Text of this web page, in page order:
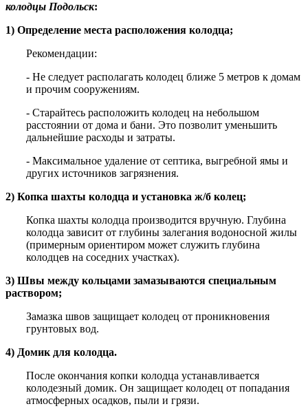
колодцы Подольск:
1) Определение места расположения колодца;
Рекомендации:
- Не следует располагать колодец ближе 5 метров к домам
и прочим сооружениям.
- Старайтесь расположить колодец на небольшом
расстоянии от дома и бани. Это позволит уменьшить
дальнейшие расходы и затраты.
- Максимальное удаление от септика, выгребной ямы и
других источников загрязнения.
2) Копка шахты колодца и установка ж/б колец;
Копка шахты колодца производится вручную. Глубина
колодца зависит от глубины залегания водоносной жилы
(примерным ориентиром может служить глубина
колодцев на соседних участках).
3) Швы между кольцами замазываются специальным
раствором;
Замазка швов защищает колодец от проникновения
грунтовых вод.
4) Домик для колодца.
После окончания копки колодца устанавливается
колодезный домик. Он защищает колодец от попадания
атмосферных осадков, пыли и грязи.